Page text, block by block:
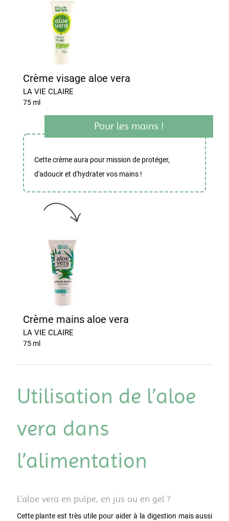
Crème visage aloe vera
LA VIE CLAIRE
75 ml
Pour les mains !
Cette crème aura pour mission de protéger,
d'adoucir et d'hydrater vos mains !
Crème mains aloe vera
LA VIE CLAIRE
75 ml
Utilisation de l’aloe
vera dans
l’alimentation
L’aloe vera en pulpe, en jus ou en gel ?
Cette plante est très utile pour aider à la digestion mais aussi